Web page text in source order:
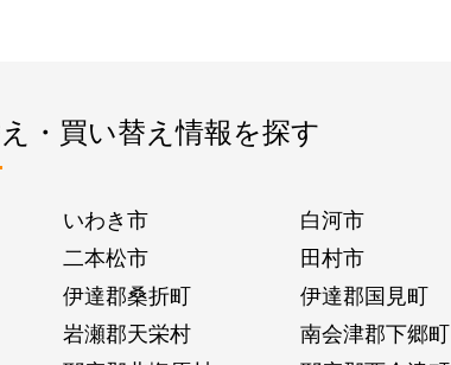
・買い替え情報を探す
いわき市
白河市
二本松市
田村市
伊達郡桑折町
伊達郡国見町
岩瀬郡天栄村
南会津郡下郷町